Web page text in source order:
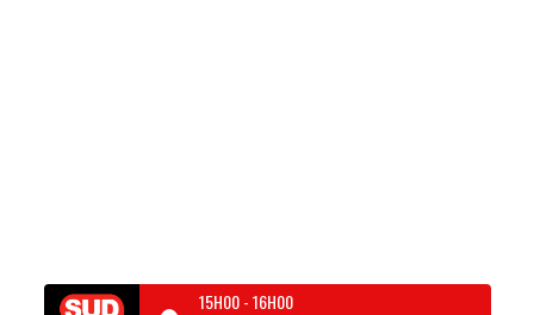
15H00-16H00